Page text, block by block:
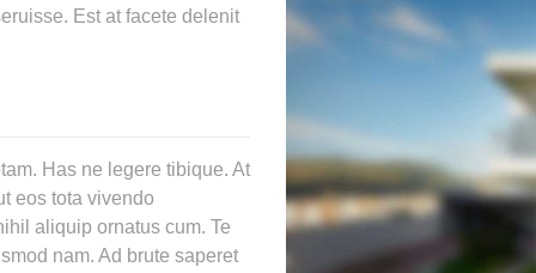
Est at facete delenit
Has ne legere tibique. At
eos tota vivendo
aliquip ornatus cum. Te
nam. Ad brute saperet